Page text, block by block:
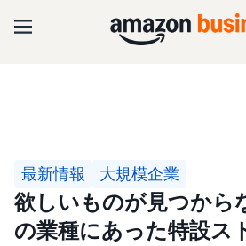
最新情報 大規模企業
欲しいものが見つから
の業種にあった特設ス